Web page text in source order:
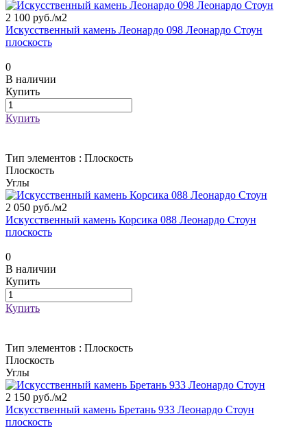
2 100 руб./м2
Искусственный камень Леонардо 098 Леонардо Стоун
плоскость
0
В наличии
Купить
Купить
Тип элементов : Плоскость
Плоскость
Углы
2 050 руб./м2
Искусственный камень Корсика 088 Леонардо Стоун
плоскость
0
В наличии
Купить
Купить
Тип элементов : Плоскость
Плоскость
Углы
2 150 руб./м2
Искусственный камень Бретань 933 Леонардо Стоун
плоскость